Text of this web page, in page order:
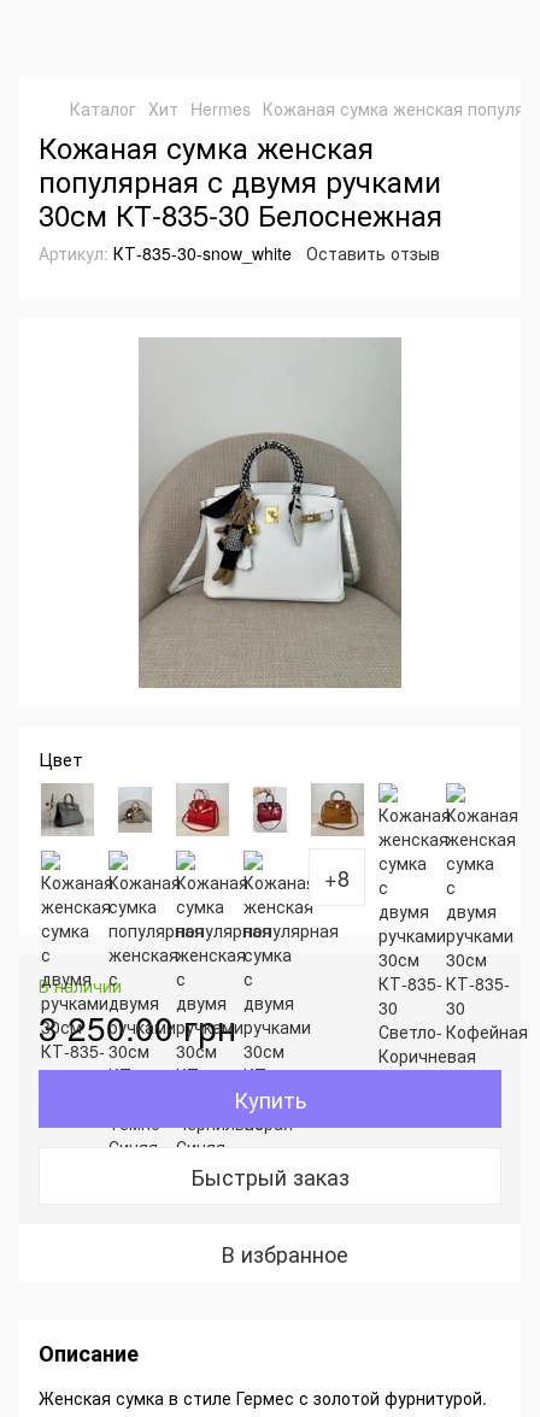
Каталог Хит Hermes Кожаная сумка женская
Кожаная сумка женская
популярная с двумя ручками
30см КТ-835-30 Белоснежная
Артикул: КТ-835-30-snow_white Оставить отзыв
Цвет
+8
В наличии
3 250.00 грн
Купить
Быстрый заказ
В избранное
Описание
Женская сумка в стиле Гермес с золотой фурнитурой.